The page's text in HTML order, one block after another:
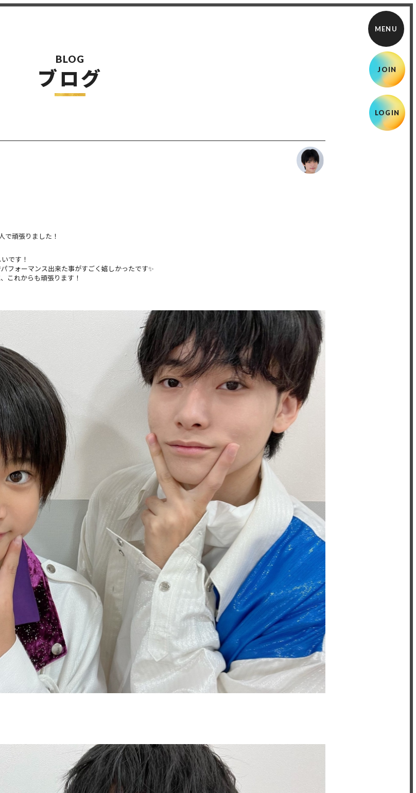
JOIN
LOGIN
BLOG
ブログ
で頑張りました！
です！
フォーマンス出来た事がすごく嬉しかったです✨
これからも頑張ります！